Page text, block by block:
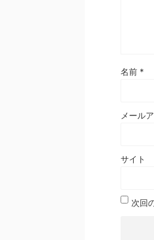
名前 *
メール
サイト
次回